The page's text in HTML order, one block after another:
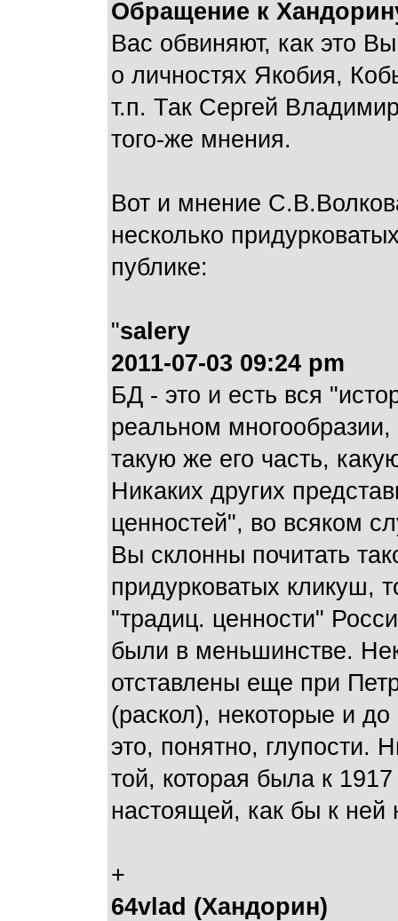
Обращение к
Вас обвиняют, как это
о личностях Якобия,
т.п. Так Сергей
того-же мнения.
Вот и мнение
несколько
публике:
"salery
2011-07-03 09:24 pm
БД - это и есть вся
реальном
такую же его часть,
Никаких других
ценностей", во всяком
Вы склонны почитать
придурковатых кликуш,
"традиц. ценности"
были в меньшинстве.
отставлены еще при
(раскол), некоторые и
это, понятно, глупости.
той, которая была к
настоящей, как бы к ней
+
64vlad (Хандорин)